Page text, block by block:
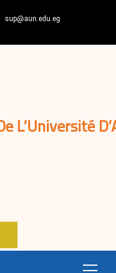
sup@aun.edu.eg
L’Université